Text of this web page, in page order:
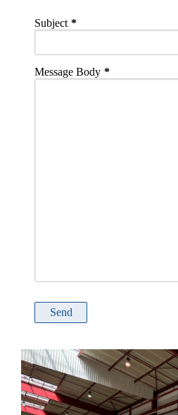
Subject
Message Body